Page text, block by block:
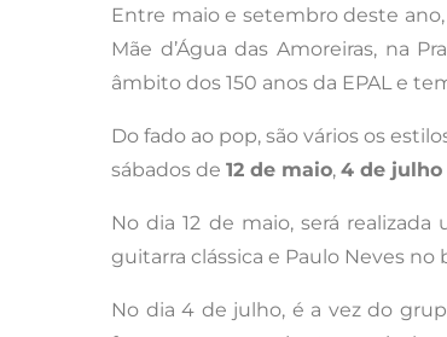
Entre maio e setembro deste
Mãe d’Água das Amoreiras, na
âmbito dos 150 anos da EPAL e
Do fado ao pop, são vários os
sábados de 12 de maio, 4 de julho
No dia 12 de maio, será
guitarra clássica e Paulo Neves no
No dia 4 de julho, é a vez do